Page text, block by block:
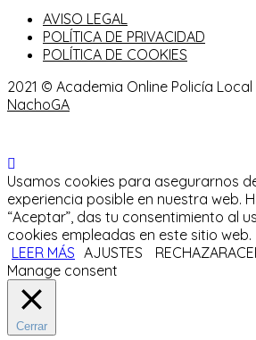
AVISO LEGAL
POLÍTICA DE PRIVACIDAD
POLÍTICA DE COOKIES
2021 © Academia Online Policía
NachoGA
Usamos cookies para asegurarnos
experiencia posible en nuestra web.
“Aceptar”, das tu consentimiento al
cookies empleadas en este sitio web.
LEER MÁS AJUSTES RECHAZAR
Manage consent
Cerrar